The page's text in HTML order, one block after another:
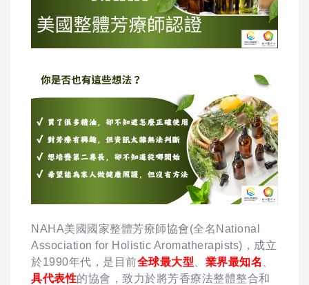
NAHA美國國家整體芳療師協會(全名National
Association for Holistic Aromatherapists)，成立
於1990年代，是目前全球最大型 業界最知名
具代表性的協會，致力於將芳香療法整體整合和